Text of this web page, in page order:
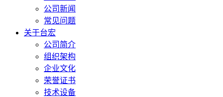
公司新闻
常见问题
关于台宏
公司简介
组织架构
企业文化
荣誉证书
技术设备